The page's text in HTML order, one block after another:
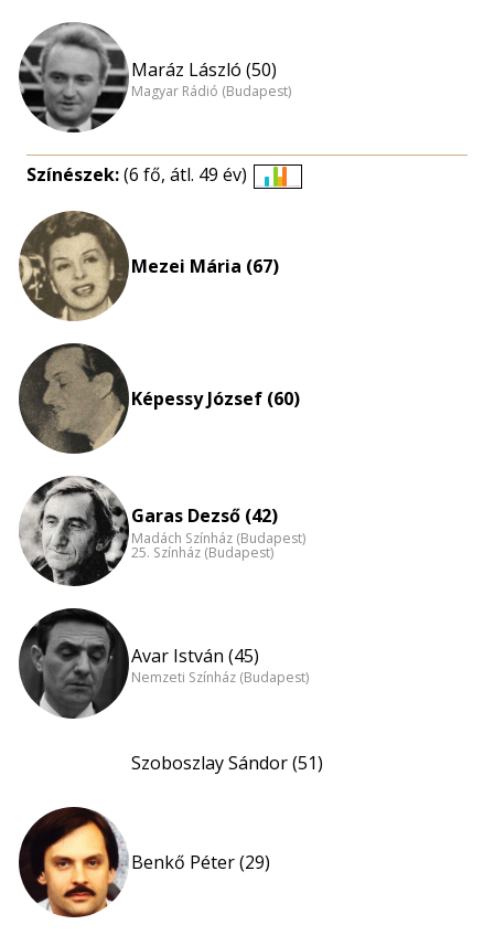
Maráz László (50)
Magyar Rádió (Budapest)
Színészek:(6 fő, átl. 49 év)
Mezei Mária (67)
Képessy József (60)
Garas Dezső (42)
Madách Színház (Budapest)
25. Színház (Budapest)
Avar István (45)
Nemzeti Színház (Budapest)
Szoboszlay Sándor (51)
Benkő Péter (29)